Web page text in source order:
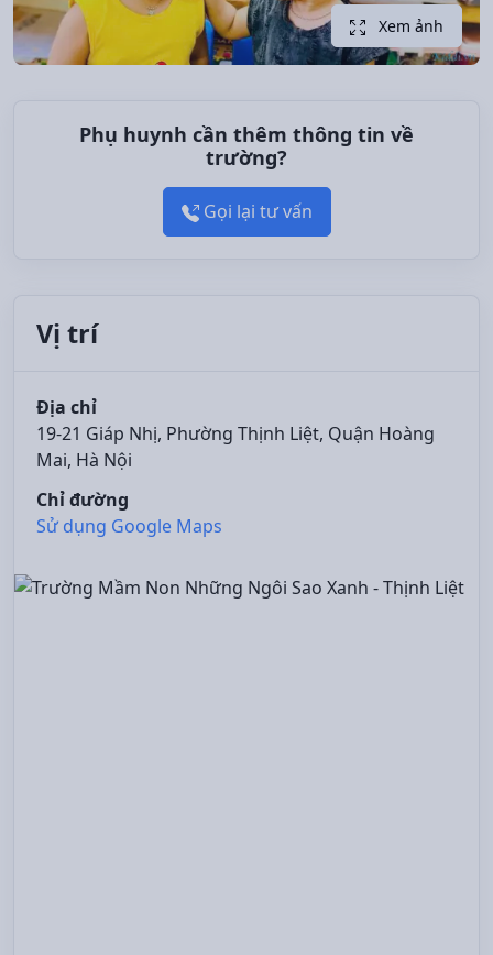
Xem ảnh
Phụ huynh cần thêm thông tin về
trường?
Gọi lại tư vấn
Vị trí
Địa chỉ
19-21 Giáp Nhị, Phường Thịnh Liệt, Quận Hoàng
Mai, Hà Nội
Chỉ đường
Sử dụng Google Maps